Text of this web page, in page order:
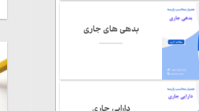
بدهی های جاری